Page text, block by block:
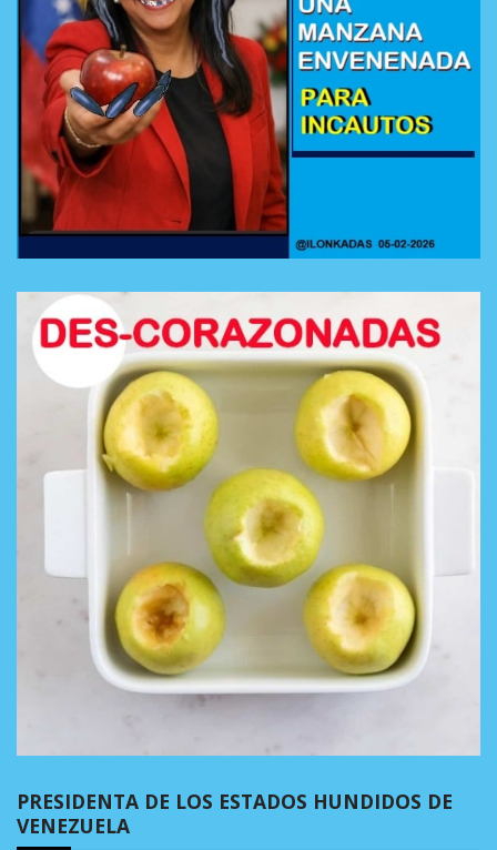
PRESIDENTA DE LOS ESTADOS HUNDIDOS DE
VENEZUELA